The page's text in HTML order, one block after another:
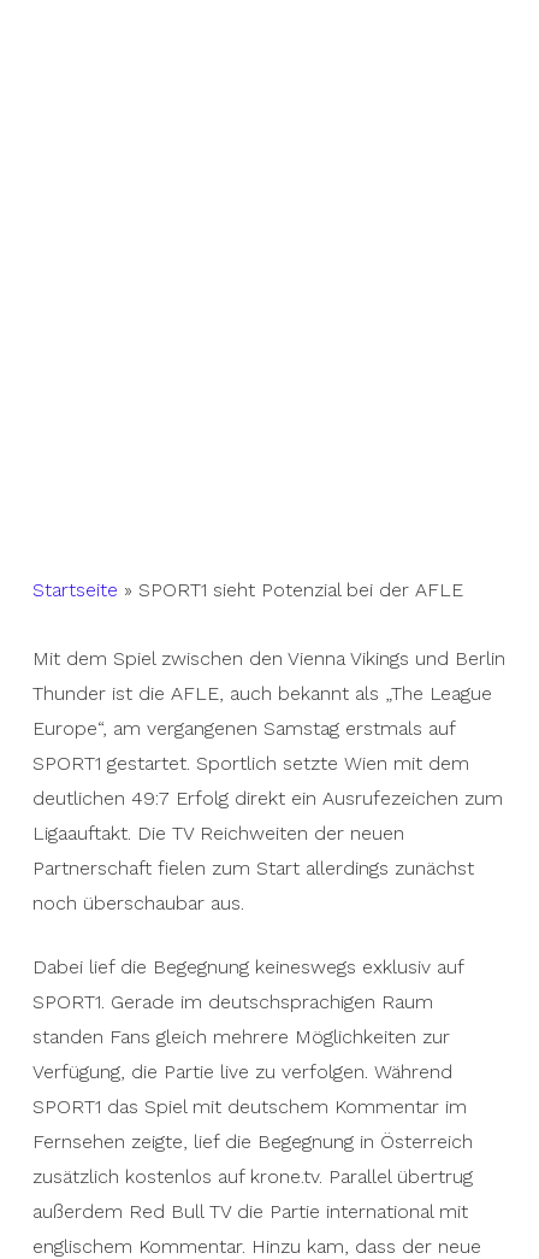
Startseite » SPORT1 sieht Potenzial bei der AFLE
Mit dem Spiel zwischen den Vienna Vikings und Berlin
Thunder ist die AFLE, auch bekannt als „The League
Europe“, am vergangenen Samstag erstmals auf
SPORT1 gestartet. Sportlich setzte Wien mit dem
deutlichen 49:7 Erfolg direkt ein Ausrufezeichen zum
Ligaauftakt. Die TV Reichweiten der neuen
Partnerschaft fielen zum Start allerdings zunächst
noch überschaubar aus.
Dabei lief die Begegnung keineswegs exklusiv auf
SPORT1. Gerade im deutschsprachigen Raum
standen Fans gleich mehrere Möglichkeiten zur
Verfügung, die Partie live zu verfolgen. Während
SPORT1 das Spiel mit deutschem Kommentar im
Fernsehen zeigte, lief die Begegnung in Österreich
zusätzlich kostenlos auf krone.tv. Parallel übertrug
außerdem Red Bull TV die Partie international mit
englischem Kommentar. Hinzu kam, dass der neue